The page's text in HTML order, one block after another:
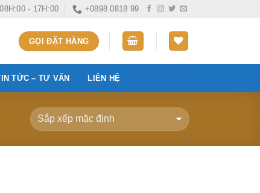
08H:00 - 17H:00 +0898 0818 99
GỌI ĐẶT HÀNG
TỨC – TƯ VẤN LIÊN HỆ